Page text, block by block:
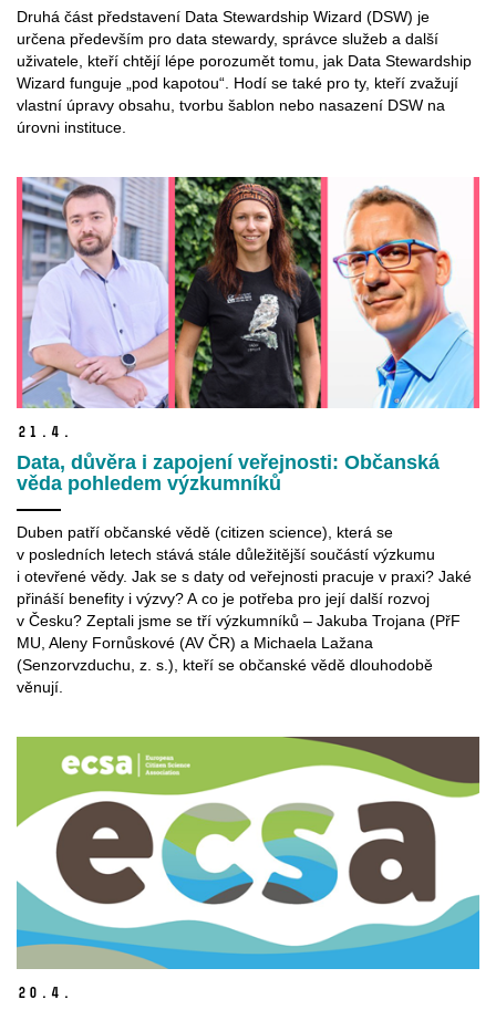
Druhá část představení Data Stewardship Wizard (DSW) je
určena především pro data stewardy, správce služeb a další
uživatele, kteří chtějí lépe porozumět tomu, jak Data Stewardship
Wizard funguje „pod kapotou“. Hodí se také pro ty, kteří zvažují
vlastní úpravy obsahu, tvorbu šablon nebo nasazení DSW na
úrovni instituce.
21. 4.
Data, důvěra i zapojení veřejnosti: Občanská
věda pohledem výzkumníků
Duben patří občanské vědě (citizen science), která se
v posledních letech stává stále důležitější součástí výzkumu
i otevřené vědy. Jak se s daty od veřejnosti pracuje v praxi? Jaké
přináší benefity i výzvy? A co je potřeba pro její další rozvoj
v Česku? Zeptali jsme se tří výzkumníků – Jakuba Trojana (PřF
MU, Aleny Fornůskové (AV ČR) a Michaela Lažana
(Senzorvzduchu, z. s.), kteří se občanské vědě dlouhodobě
věnují.
20. 4.